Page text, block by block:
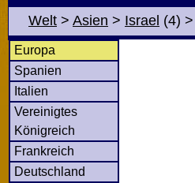
Welt > Asien > Israel (4) >
Europa
Spanien
Italien
Vereinigtes
Königreich
Frankreich
Deutschland